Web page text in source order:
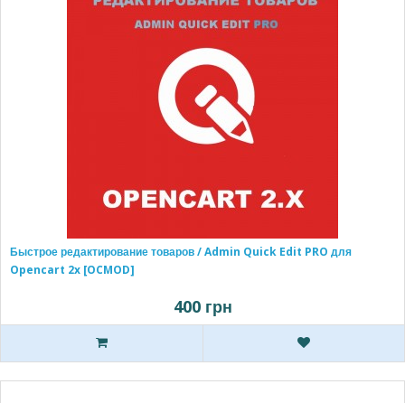
Быстрое редактирование товаров / Admin Quick Edit PRO для
Opencart 2x [OCMOD]
400 грн